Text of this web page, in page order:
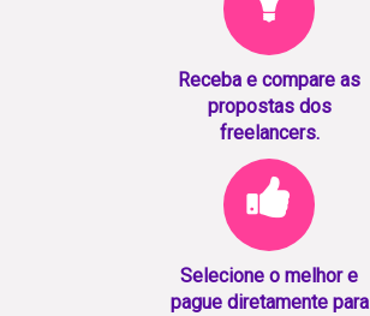
Receba e compare as
propostas dos
freelancers.
Selecione o melhor e
pague diretamente para